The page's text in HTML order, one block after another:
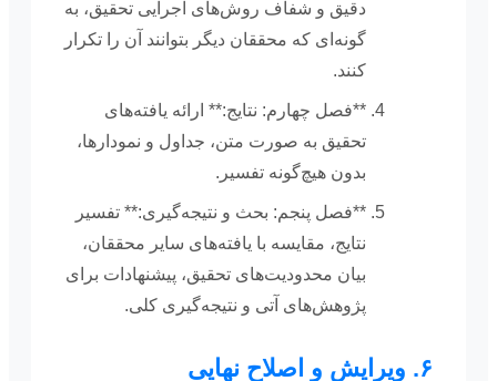
دقیق و شفاف روش‌های اجرایی تحقیق، به
گونه‌ای که محققان دیگر بتوانند آن را تکرار
کنند.
**فصل چهارم: نتایج:** ارائه یافته‌های
تحقیق به صورت متن، جداول و نمودارها،
بدون هیچ‌گونه تفسیر.
**فصل پنجم: بحث و نتیجه‌گیری:** تفسیر
نتایج، مقایسه با یافته‌های سایر محققان،
بیان محدودیت‌های تحقیق، پیشنهادات برای
پژوهش‌های آتی و نتیجه‌گیری کلی.
۶. ویرایش و اصلاح نهایی